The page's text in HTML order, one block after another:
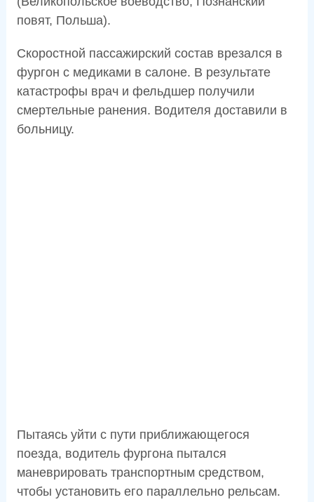
повят, Польша).
Скоростной пассажирский состав врезался в
фургон с медиками в салоне. В результате
катастрофы врач и фельдшер получили
смертельные ранения. Водителя доставили в
больницу.
Пытаясь уйти с пути приближающегося
поезда, водитель фургона пытался
маневрировать транспортным средством,
чтобы установить его параллельно рельсам.